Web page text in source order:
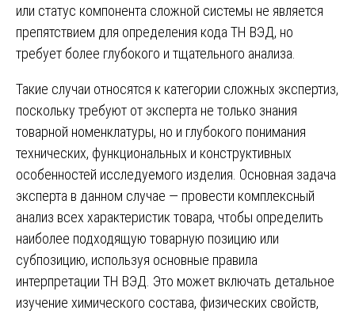
или статус компонента сложной системы не является
препятствием для определения кода ТН ВЭД, но
требует более глубокого и тщательного анализа.
Такие случаи относятся к категории сложных экспертиз,
поскольку требуют от эксперта не только знания
товарной номенклатуры, но и глубокого понимания
технических, функциональных и конструктивных
особенностей исследуемого изделия. Основная задача
эксперта в данном случае — провести комплексный
анализ всех характеристик товара, чтобы определить
наиболее подходящую товарную позицию или
субпозицию, используя основные правила
интерпретации ТН ВЭД. Это может включать детальное
изучение химического состава, физических свойств,